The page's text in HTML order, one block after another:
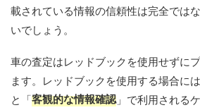
載されている情報の信頼性は完全では
いでしょう。
車の査定はレッドブックを使用せずに
ます。レッドブックを使用する場合に
と「客観的な情報確認」で利用される